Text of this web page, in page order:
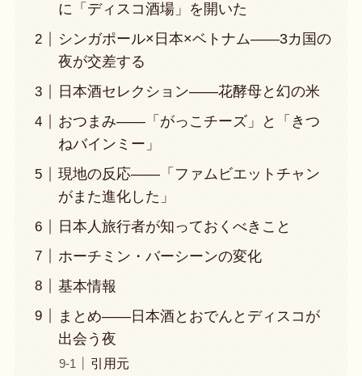
に「ディスコ酒場」を開いた
シンガポール×日本×ベトナム——3カ国の
夜が交差する
日本酒セレクション——花酵母と幻の米
おつまみ——「がっこチーズ」と「きつ
ねバインミー」
現地の反応——「ファムビエットチャン
がまた進化した」
日本人旅行者が知っておくべきこと
ホーチミン・バーシーンの変化
基本情報
まとめ——日本酒とおでんとディスコが
出会う夜
引用元